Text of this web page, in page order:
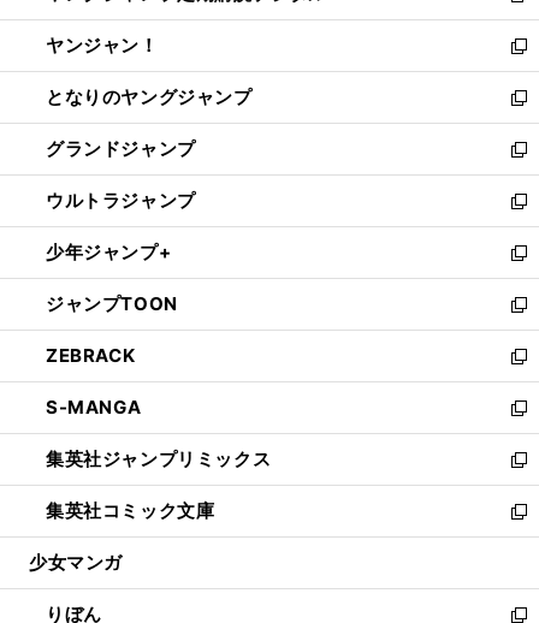
開
く
ウ
で
開
く
ウ
ィ
ン
ド
ウ
で
開
く
し
い
ウ
ィ
ン
ド
ウ
で
開
く
ヤンジャン！
新
し
い
ウ
ィ
ン
ド
ウ
で
開
く
となりのヤングジャンプ
新
し
い
ウ
ィ
ン
ド
ウ
で
開
く
グランドジャンプ
新
し
い
ウ
ィ
ン
ド
ウ
で
開
く
ウルトラジャンプ
新
し
い
ウ
ィ
ン
ド
ウ
で
開
く
少年ジャンプ+
新
し
い
ウ
ィ
ン
ド
ウ
で
開
く
ジャンプTOON
新
し
い
ウ
ィ
ン
ド
ウ
で
開
ZEBRACK
新
し
い
ウ
ィ
ン
ド
ウ
開
く
S-MANGA
新
し
い
ウ
ィ
ン
ウ
で
集英社ジャンプリミックス
新
し
い
ウ
ン
ド
集英社コミック文庫
新
し
ウ
ィ
少女マンガ
りぼん